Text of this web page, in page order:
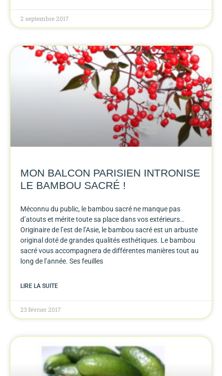
2 septembre 2017
MON BALCON PARISIEN INTRONISE
LE BAMBOU SACRÉ !
Méconnu du public, le bambou sacré ne manque pas
d’atouts et mérite toute sa place dans vos extérieurs…
Originaire de l’est de l’Asie, le bambou sacré est un arbuste
original doté de grandes qualités esthétiques. Le bambou
sacré vous accompagnera de différentes manières tout au
long de l’année. Ses feuilles
LIRE LA SUITE
23 février 2017